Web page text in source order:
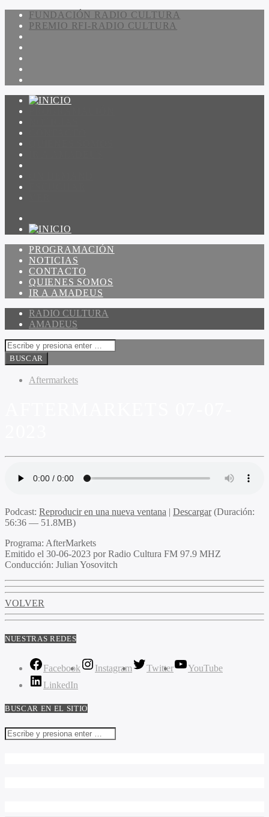
FUNDACIÓN RADIO CULTURA
PREMIO RFI-RADIO CULTURA
PROGRAMACIÓN
NOTICIAS
CONTACTO
QUIENES SOMOS
IR A AMADEUS
RADIO CULTURA
AMADEUS
Aftermarkets
Podcast: Reproducir en una nueva ventana | Descargar(Duración:
56:36 — 51.8MB)
Programa: AfterMarkets
Emitido el 30-06-2023 por Radio Cultura FM 97.9 MHZ
Conducción: Julian Yosovitch
VOLVER
NUESTRAS REDES
Facebook Instagram Twitter
YouTube
LinkedIn
BUSCAR EN EL SITIO